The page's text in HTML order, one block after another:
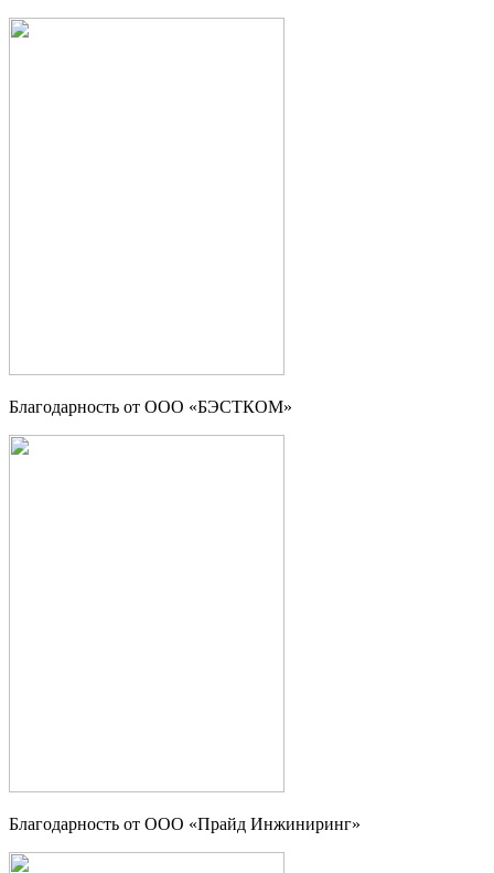
Благодарность от ООО «БЭСТКОМ»
Благодарность от ООО «Прайд Инжиниринг»